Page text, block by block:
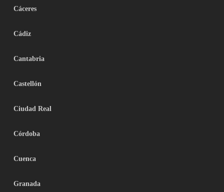
Cáceres
Cádiz
Cantabria
Castellón
Ciudad Real
Córdoba
Cuenca
Granada